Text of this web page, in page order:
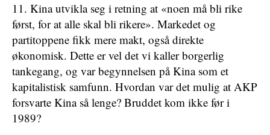
11. Kina utvikla seg i retning at «noen må bli rike
først, for at alle skal bli rikere». Markedet og
partitoppene fikk mere makt, også direkte
økonomisk. Dette er vel det vi kaller borgerlig
tankegang, og var begynnelsen på Kina som et
kapitalistisk samfunn. Hvordan var det mulig at AKP
forsvarte Kina så lenge? Bruddet kom ikke før i
1989?